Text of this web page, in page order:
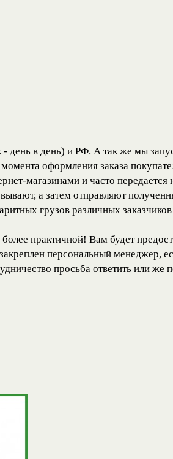
день в день) и РФ. А так же мы
оформления заказа
магазинами и часто
а затем отправляют
грузов различных
практичной! Вам будет
персональный менеджер,
просьба ответить или же